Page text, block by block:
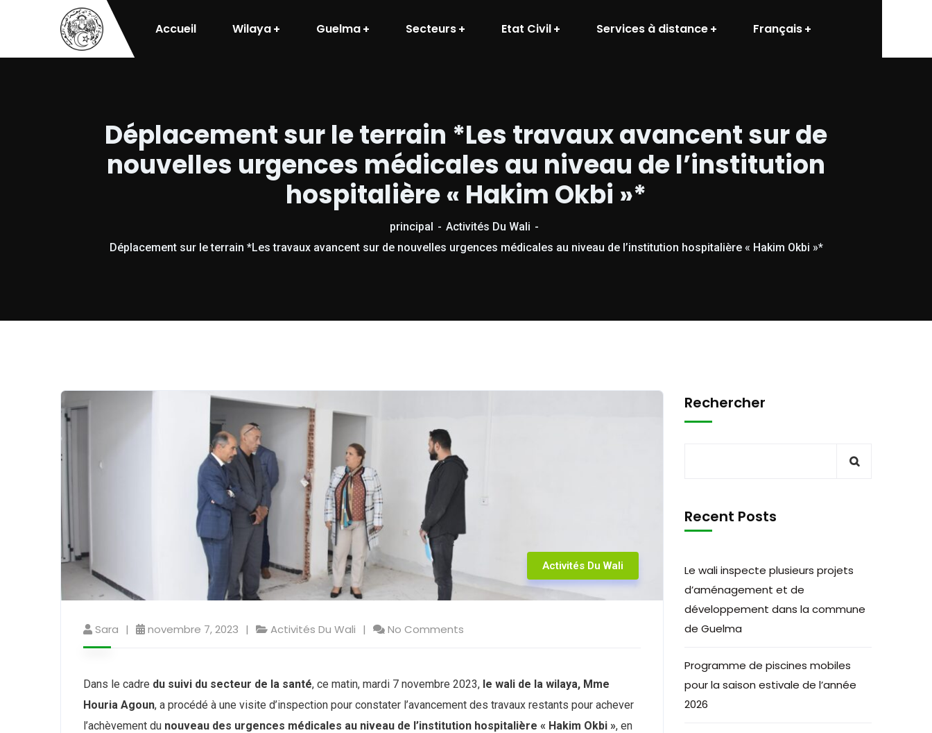
Accueil Wilaya Guelma Secteurs Etat Civil Services à distance Français
Déplacement sur le terrain *Les travaux avancent sur de
nouvelles urgences médicales au niveau de l’institution
hospitalière « Hakim Okbi »*
principal
Activités Du Wali
Déplacement sur le terrain *Les travaux avancent sur de nouvelles urgences médicales au niveau de l’institution hospitalière « Hakim Okbi »*
Activités Du Wali
Sara novembre 7, 2023 Activités Du Wali No Comments
Dans le cadre du suivi du secteur de la santé, ce matin, mardi 7 novembre 2023, le wali de la wilaya, Mme
Houria Agoun, a procédé à une visite d’inspection pour constater l’avancement des travaux restants pour achever
l’achèvement du nouveau des urgences médicales au niveau de l’institution hospitalière « Hakim Okbi », en
Rechercher
Recent Posts
Le wali inspecte plusieurs projets
d’aménagement et de
développement dans la commune
de Guelma
Programme de piscines mobiles
pour la saison estivale de l’année
2026